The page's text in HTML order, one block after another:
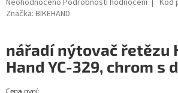
hodnocení
0,0
z
5
Neohodnoceno Podrobnosti hodnocení Kód
Značka: BIKEHAND
nářadí nýtovač řetězu
Hand YC-329, chrom s
Cena nyní: